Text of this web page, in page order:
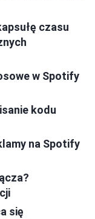
czasu
w Spotify
kodu
na Spotify
się